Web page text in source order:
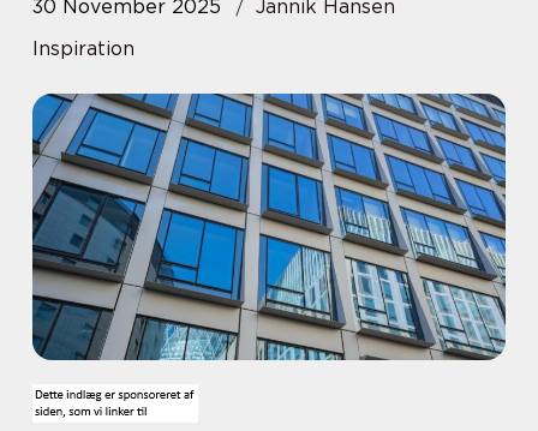
30 November 2025
Jannik Hansen
Inspiration